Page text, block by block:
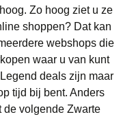
Zo hoog ziet u ze
shoppen? Dat kan
webshops die
waar u van kunt
deals zijn maar
tijd bij bent. Anders
de volgende Zwarte